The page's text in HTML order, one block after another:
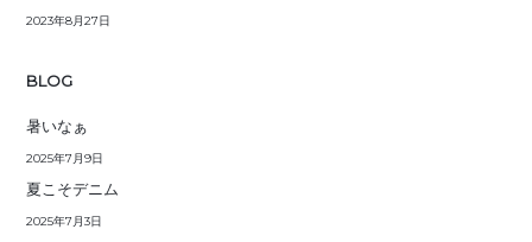
2023年8月27日
BLOG
暑いなぁ
2025年7月9日
夏こそデニム
2025年7月3日